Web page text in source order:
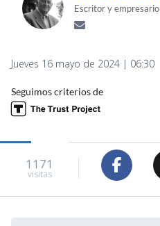
Escritor y empresario
Jueves 16 mayo de 2024 | 06:30
Seguimos criterios de
1171
visitas